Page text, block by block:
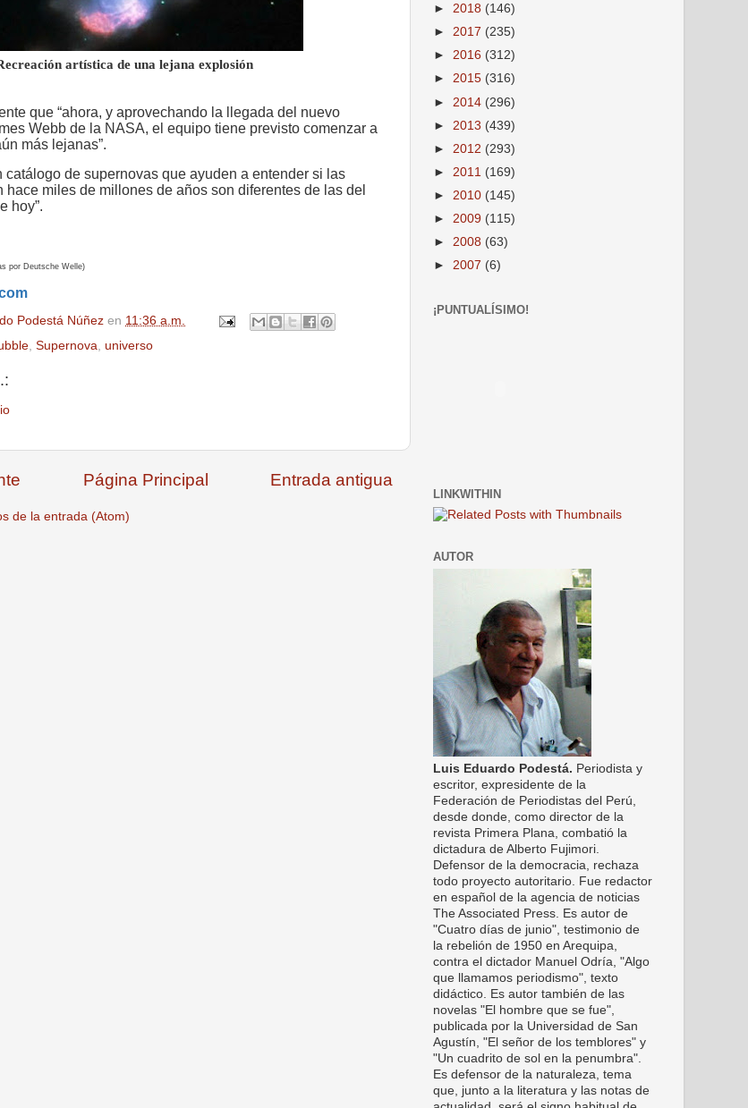
artística de una lejana explosión
que “ahora, y aprovechando la llegada del nuevo
Webb de la NASA, el equipo tiene previsto comenzar a
más lejanas”.
catálogo de supernovas que ayuden a entender si las
hace miles de millones de años son diferentes de las del
hoy”.
por Deutsche Welle)
Podestá Núñez en 11:36 a.m.
, Supernova, universo
Entrada antigua
Página Principal
de la entrada (Atom)
► 2018 (146)
► 2017 (235)
► 2016 (312)
► 2015 (316)
► 2014 (296)
► 2013 (439)
► 2012 (293)
► 2011 (169)
► 2010 (145)
► 2009 (115)
► 2008 (63)
► 2007 (6)
¡PUNTUALÍSIMO!
LINKWITHIN
AUTOR
Luis Eduardo Podestá. Periodista y
escritor, expresidente de la
Federación de Periodistas del Perú,
desde donde, como director de la
revista Primera Plana, combatió la
dictadura de Alberto Fujimori.
Defensor de la democracia, rechaza
todo proyecto autoritario. Fue redactor
en español de la agencia de noticias
The Associated Press. Es autor de
"Cuatro días de junio", testimonio de
la rebelión de 1950 en Arequipa,
contra el dictador Manuel Odría, "Algo
que llamamos periodismo", texto
didáctico. Es autor también de las
novelas "El hombre que se fue",
publicada por la Universidad de San
Agustín, "El señor de los temblores" y
"Un cuadrito de sol en la penumbra".
Es defensor de la naturaleza, tema
que, junto a la literatura y las notas de